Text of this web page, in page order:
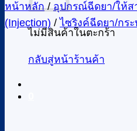
ไม่มีสินค้าในตะกร้า
กลับสู่หน้าร้านค้า
หน้าหลัก / อุปกรณ์ฉีดยา/ให้ส
(Injection) / ไซริงค์ฉีดยา/กร